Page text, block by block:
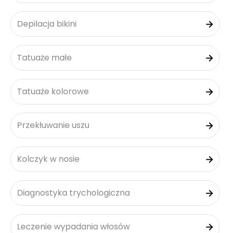
Depilacja bikini
Tatuaże małe
Tatuaże kolorowe
Przekłuwanie uszu
Kolczyk w nosie
Diagnostyka trychologiczna
Leczenie wypadania włosów